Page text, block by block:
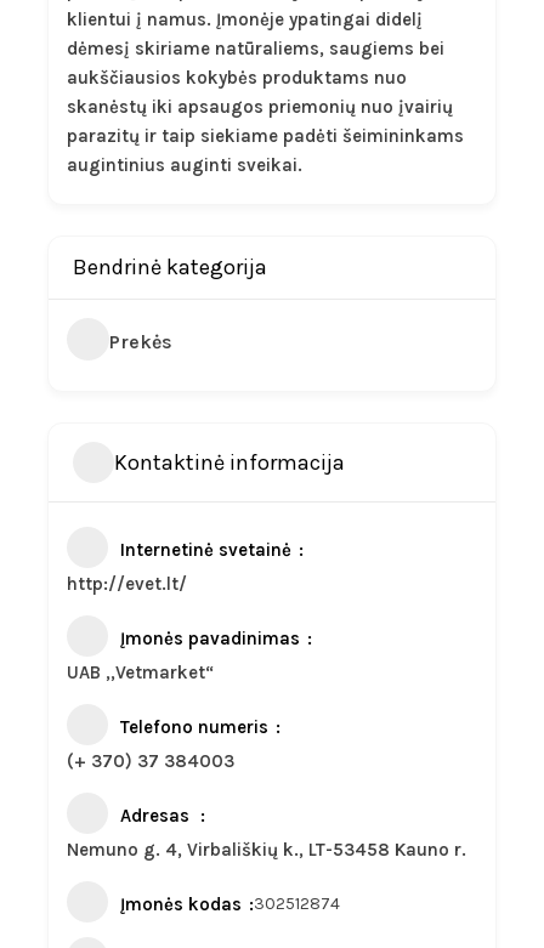
klientui į namus. Įmonėje ypatingai didelį
dėmesį skiriame natūraliems, saugiems bei
aukščiausios kokybės produktams nuo
skanėstų iki apsaugos priemonių nuo įvairių
parazitų ir taip siekiame padėti šeimininkams
augintinius auginti sveikai.
Bendrinė kategorija
Prekės
Kontaktinė informacija
Internetinė svetainė
http://evet.lt/
Įmonės pavadinimas
UAB ,,Vetmarket“
Telefono numeris
(+ 370) 37 384003
Adresas
Nemuno g. 4, Virbališkių k., LT-53458 Kauno r.
Įmonės kodas 302512874